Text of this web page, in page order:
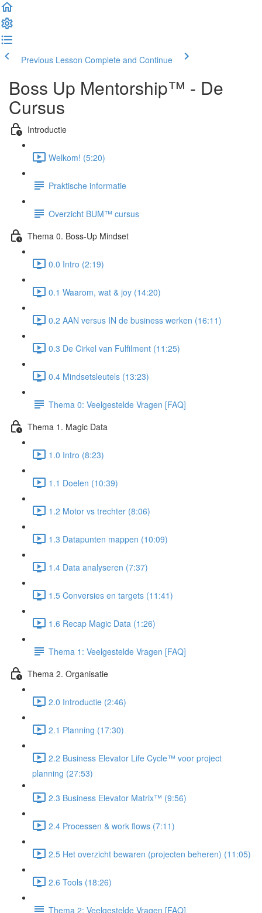
Previous Lesson Complete and Continue
Boss Up Mentorship™ - De
Cursus
Introductie
Welkom! (5:20)
Praktische informatie
Overzicht BUM™ cursus
Thema 0. Boss-Up Mindset
0.0 Intro (2:19)
0.1 Waarom, wat & joy (14:20)
0.2 AAN versus IN de business werken (16:11)
0.3 De Cirkel van Fulfilment (11:25)
0.4 Mindsetsleutels (13:23)
Thema 0: Veelgestelde Vragen [FAQ]
Thema 1. Magic Data
1.0 Intro (8:23)
1.1 Doelen (10:39)
1.2 Motor vs trechter (8:06)
1.3 Datapunten mappen (10:09)
1.4 Data analyseren (7:37)
1.5 Conversies en targets (11:41)
1.6 Recap Magic Data (1:26)
Thema 1: Veelgestelde Vragen [FAQ]
Thema 2. Organisatie
2.0 Introductie (2:46)
2.1 Planning (17:30)
2.2 Business Elevator Life Cycle™ voor project
planning (27:53)
2.3 Business Elevator Matrix™ (9:56)
2.4 Processen & work flows (7:11)
2.5 Het overzicht bewaren (projecten beheren) (11:05)
2.6 Tools (18:26)
Thema 2: Veelgestelde Vragen [FAQ]